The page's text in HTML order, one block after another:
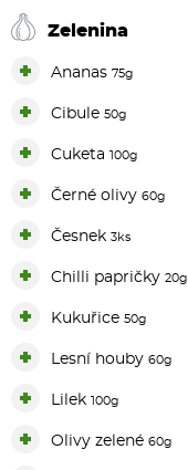
Zelenina
Ananas 75g
Cibule 50g
Cuketa 100g
Černé olivy 60g
Česnek 3ks
Chilli papričky 20g
Kukuřice 50g
Lesní houby 60g
Lilek 100g
Olivy zelené 60g